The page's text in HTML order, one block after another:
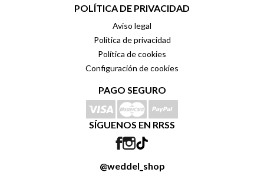
POLÍTICA DE PRIVACIDAD
Aviso legal
Política de privacidad
Política de cookies
Configuración de cookies
PAGO SEGURO
SÍGUENOS EN RRSS
@weddel_shop